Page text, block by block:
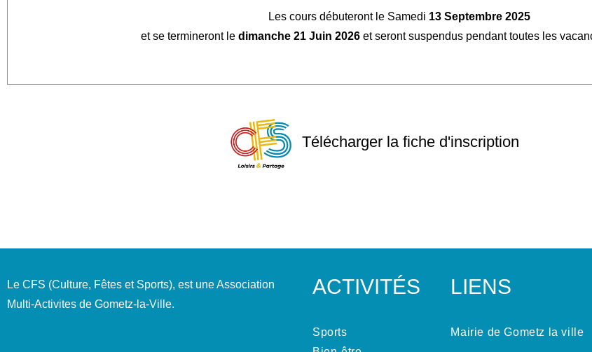
Les cours débuteront le Samedi 13 Septembre 2025
et se termineront le dimanche 21 Juin 2026 et seront suspendus pendant toutes les
Télécharger la fiche d'inscription
Le CFS (Culture, Fêtes et Sports), est une Association
Multi-Activites de Gometz-la-Ville.
ACTIVITÉS
Sports
LIENS
Mairie de Gometz la ville